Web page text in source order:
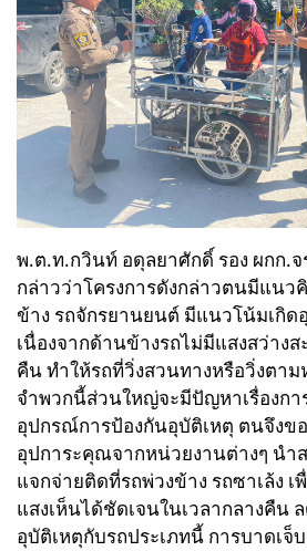
พ.ต.ท.กวินท์ อดุลยาศักดิ์ รอง ผกก.
กล่าวว่าโครงการดังกล่าวตนมีแนว
ข้าง รถจักรยานยนต์ มีแนวโน้มเกิด
เนื่องจากด้านข้างรถไม่มีแสงสว่างส
คืน ทำให้รถที่วิ่งสวนทางหรือวิ่งตาม
จำพวกนี้ส่วนใหญ่จะมีปัญหาเรื่องกา
อุปกรณ์การป้องกันอุบัติเหตุ ตนจึง
อุปการะคุณจากหน่วยงานต่างๆ นำ
แจกจ่ายติดที่รถพ่วงข้าง รถซาเล้ง เ
แสงเห็นได้ชัดเจนในเวลากลางคืน
อุบัติเหตุกับรถประเภทนี้ การบาดเจ็